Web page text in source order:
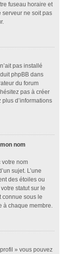
fuseau horaire et
serveur ne soit pas
pas installé
phpBB dans
du forum
pas à créer
d’informations
nom
votre nom
sujet. L’une
des étoiles ou
statut sur le
connue sous le
à chaque membre.
» vous pouvez